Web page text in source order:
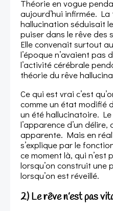
Théorie en vogue
aujourd’hui infirmée.
hallucination séduisait
puiser dans le rêve des
Elle convenait surtout
l’époque n’avaient pas
l’activité cérébrale
théorie du rêve
Ce qui est vrai c’est
comme un état modifié
un été hallucinatoire.
l’apparence d’un
apparente. Mais en
s’explique par le
ce moment là, qui n’est
lorsqu’on construit une
lorsqu’on est réveillé.
2) Le rêve n’est pas